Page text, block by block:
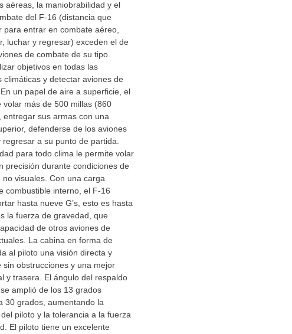
aéreas, la maniobrabilidad y el
del F-16 (distancia que
para entrar en combate aéreo,
luchar y regresar) exceden el de
de combate de su tipo.
objetivos en todas las
climáticas y detectar aviones de
un papel de aire a superficie, el
volar más de 500 millas (860
entregar sus armas con una
defenderse de los aviones
a su punto de partida.
para todo clima le permite volar
precisión durante condiciones de
no visuales. Con una carga
combustible interno, el F-16
hasta nueve G’s, esto es hasta
la fuerza de gravedad, que
de otros aviones de
La cabina en forma de
al piloto una visión directa y
sin obstrucciones y una mejor
y trasera. El ángulo del respaldo
amplió de los 13 grados
30 grados, aumentando la
piloto y la tolerancia a la fuerza
El piloto tiene un excelente